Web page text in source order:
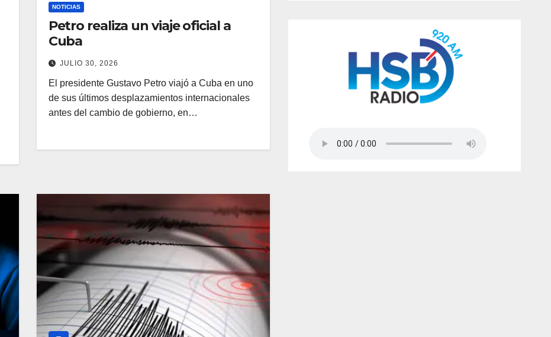
NOTICIAS
Petro realiza un viaje oficial a
Cuba
JULIO 30, 2026
El presidente Gustavo Petro viajó a Cuba en uno
de sus últimos desplazamientos internacionales
antes del cambio de gobierno, en…